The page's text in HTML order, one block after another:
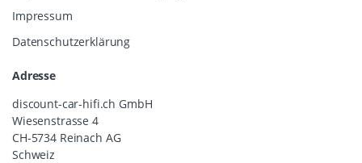
Impressum
Datenschutzerklärung
Adresse
discount-car-hifi.ch GmbH
Wiesenstrasse 4
CH-5734 Reinach AG
Schweiz